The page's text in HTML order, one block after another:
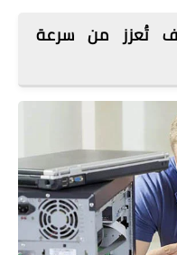
تُعزز من سرعة